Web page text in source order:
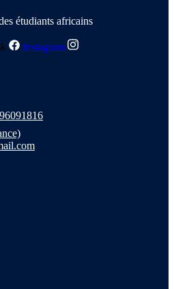
étudiants africains
Instagram